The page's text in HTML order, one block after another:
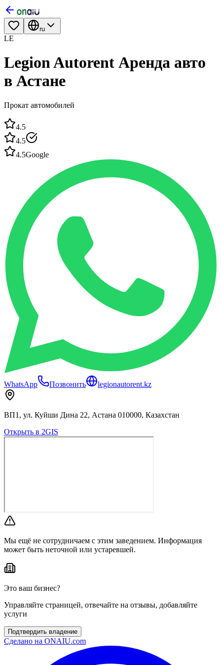
ru
LE
Legion Autorent Аренда авто
в Астане
Прокат автомобилей
4.5
4.5
4.5Google
WhatsApp Позвонить legionautorent.kz
ВП1, ул. Куйши Дина 22, Астана 010000, Казахстан
Открыть в 2GIS
Мы ещё не сотрудничаем с этим заведением. Информация
может быть неточной или устаревшей.
Это ваш бизнес?
Управляйте страницей, отвечайте на отзывы, добавляйте
услуги
Подтвердить владение
Сделано на ONAIU.com